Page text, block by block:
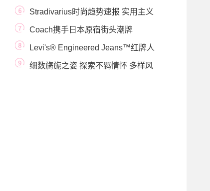
Stradivarius时尚趋势速报 实用主义
强势来袭
Coach携手日本原宿街头潮牌
BAPE® 发布BAPE® X Coac
Levi's® Engineered Jeans™红牌人
形牛仔裤 2019秋冬系
细数旖旎之姿 探索不羁情怀 多样风